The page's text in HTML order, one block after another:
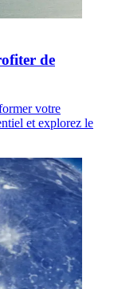
de
votre
et explorez le